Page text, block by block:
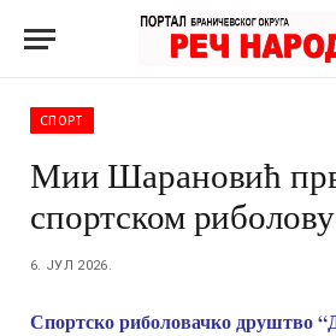
СПОРТ
Мии Шарановић
спортском риболову
6. ЈУЛ 2026.
Спортско риболовачко друштво